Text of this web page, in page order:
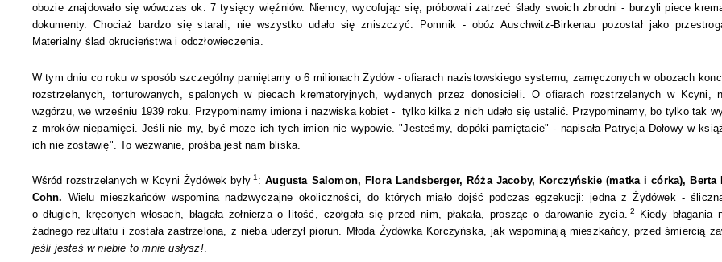
obozie znajdowało się wówczas ok. 7 tysięcy więźniów. Niemcy, wycofując się, próbowali zatrzeć ślady swoich zbrodni - burzyli piece
dokumenty. Chociaż bardzo się starali, nie wszystko udało się zniszczyć. Pomnik - obóz Auschwitz-Birkenau pozostał jako
Materialny ślad okrucieństwa i odczłowieczenia.
W tym dniu co roku w sposób szczególny pamiętamy o 6 milionach Żydów - ofiarach nazistowskiego systemu, zamęczonych w obozach
rozstrzelanych, torturowanych, spalonych w piecach krematoryjnych, wydanych przez donosicieli. O ofiarach rozstrzelanych w Kcyni,
wzgórzu, we wrześniu 1939 roku. Przypominamy imiona i nazwiska kobiet - tylko kilka z nich udało się ustalić. Przypominamy, bo tylko tak
z mroków niepamięci. Jeśli nie my, być może ich tych imion nie wypowie. "Jesteśmy, dopóki pamiętacie" - napisała Patrycja Dołowy w
ich nie zostawię". To wezwanie, prośba jest nam bliska.
Wśród rozstrzelanych w Kcyni Żydówek były 1 :Augusta Salomon, Flora Landsberger, Róża Jacoby, Korczyńskie (matka i córka), Berta
Cohn. Wielu mieszkańców wspomina nadzwyczajne okoliczności, do których miało dojść podczas egzekucji: jedna z Żydówek -
o długich, kręconych włosach, błagała żołnierza o litość, czołgała się przed nim, płakała, prosząc o darowanie życia. 2
Kiedy błagania
żadnego rezultatu i została zastrzelona, z nieba uderzył piorun. Młoda Żydówka Korczyńska, jak wspominają mieszkańcy, przed śmiercią
jeśli jesteś w niebie to mnie usłysz!.